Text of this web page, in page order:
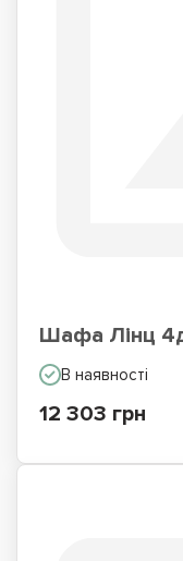
Шафа Лінц
В наявності
12 303 грн